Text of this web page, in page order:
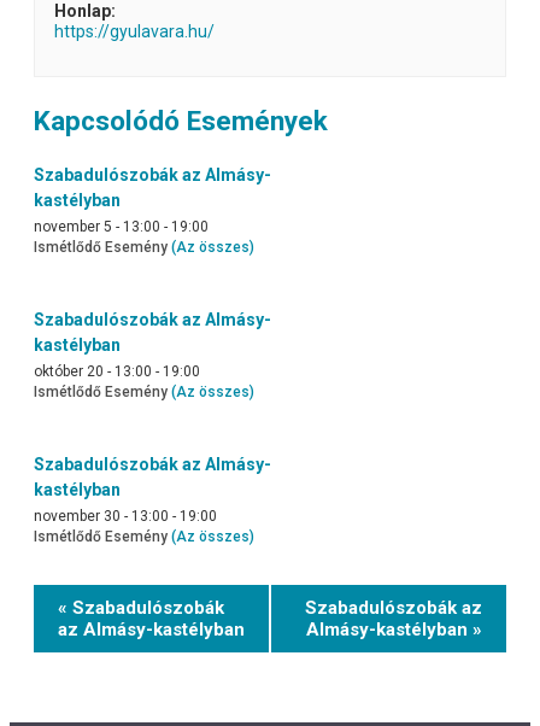
Honlap:
https://gyulavara.hu/
Kapcsolódó Események
Szabadulószobák az Almásy-
kastélyban
november 5 - 13:00 - 19:00
Ismétlődő Esemény (Az összes)
Szabadulószobák az Almásy-
kastélyban
október 20 - 13:00 - 19:00
Ismétlődő Esemény (Az összes)
Szabadulószobák az Almásy-
kastélyban
november 30 - 13:00 - 19:00
Ismétlődő Esemény (Az összes)
Event
Navigation
« Szabadulószobák
az Almásy-kastélyban
Szabadulószobák az
Almásy-kastélyban »